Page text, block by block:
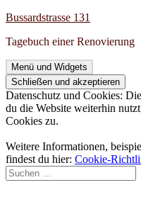
Zum
springen
Bussardstrasse 131
Tagebuch einer Renovierung
Menü und Widgets
Datenschutz und Cookies:
du die Website weiterhin
Cookies zu.
Weitere Informationen,
findest du hier: Cookie-
Suchen
nach: